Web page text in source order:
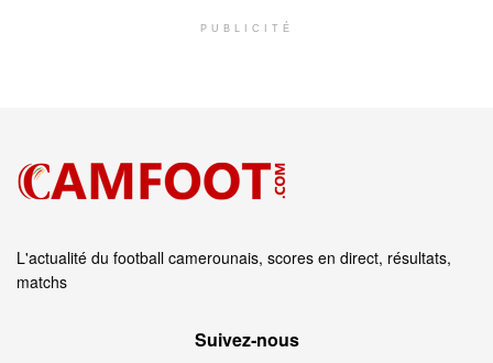
PUBLICITÉ
L'actualité du football camerounais, scores en direct, résultats,
matchs
Suivez‑nous